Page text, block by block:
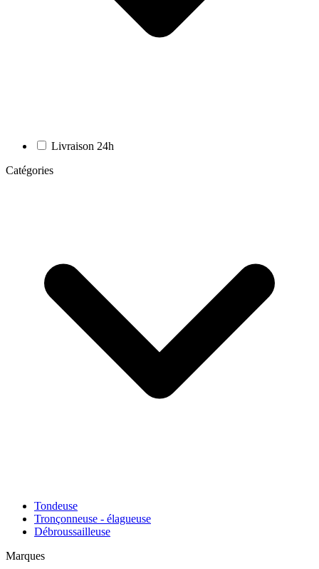
Livraison 24h
Catégories
Tondeuse
Tronçonneuse - élagueuse
Débroussailleuse
Marques